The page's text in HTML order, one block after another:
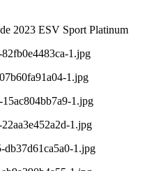
2023 ESV Sport Platinum